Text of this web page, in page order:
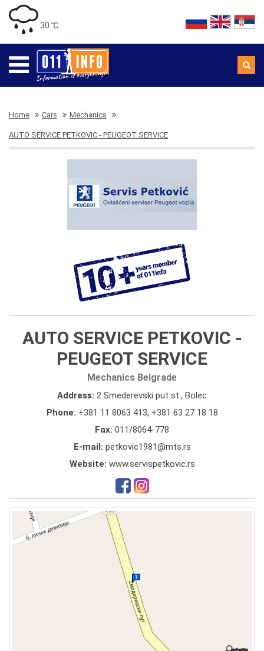
30 ℃
Home Cars Mechanics
AUTO SERVICE PETKOVIC - PEUGEOT SERVICE
AUTO SERVICE PETKOVIC -
PEUGEOT SERVICE
Mechanics Belgrade
Address: 2 Smederevski put st., Bolec
Phone: +381 11 8063 413, +381 63 27 18 18
Fax: 011/8064-778
E-mail: petkovic1981@mts.rs
Website: www.servispetkovic.rs